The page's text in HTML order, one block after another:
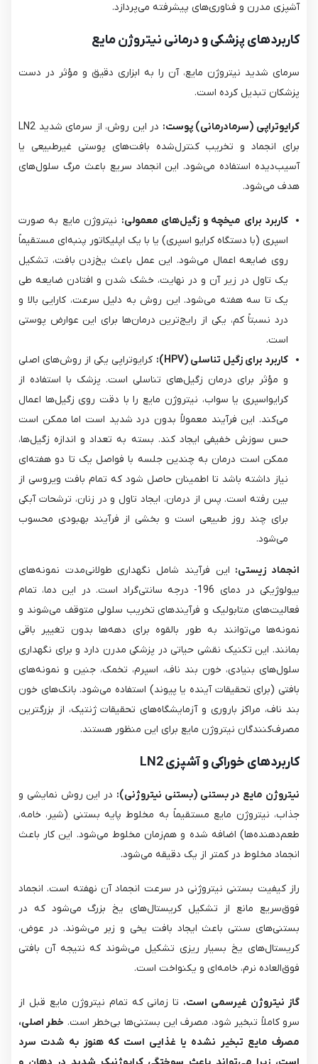
آشپزی مدرن و فناوری‌های پیشرفته می‌پردازد.
کاربردهای پزشکی و درمانی نیتروژن مایع
سرمای شدید نیتروژن مایع، آن را به ابزاری دقیق و مؤثر در دست
پزشکان تبدیل کرده است.
کرایوتراپی (سرمادرمانی) پوست:
در این روش، از سرمای شدید LN2
برای انجماد و تخریب کنترل‌شده بافت‌های پوستی غیرطبیعی یا
آسیب‌دیده استفاده می‌شود. این انجماد سریع باعث مرگ سلول‌های
هدف می‌شود.
کاربرد برای میخچه و زگیل‌های معمولی: نیتروژن مایع به صورت
اسپری (با دستگاه کرایو اسپری) یا با یک اپلیکاتور پنبه‌ای مستقیماً
روی ضایعه اعمال می‌شود. این عمل باعث یخ‌زدن بافت، تشکیل
یک تاول در زیر آن و در نهایت، خشک شدن و افتادن ضایعه طی
یک تا سه هفته می‌شود. این روش به دلیل سرعت، کارایی بالا و
درد نسبتاً کم، یکی از رایج‌ترین درمان‌ها برای این عوارض پوستی
است.
کاربرد برای زگیل تناسلی (HPV):
کرایوتراپی یکی از روش‌های اصلی
و مؤثر برای درمان زگیل‌های تناسلی است. پزشک با استفاده از
کرایواسپری یا سواب، نیتروژن مایع را با دقت روی زگیل‌ها اعمال
می‌کند. این فرآیند معمولاً بدون درد شدید است اما ممکن است
حس سوزش خفیفی ایجاد کند. بسته به تعداد و اندازه زگیل‌ها،
ممکن است درمان به چندین جلسه با فواصل یک تا دو هفته‌ای
نیاز داشته باشد تا اطمینان حاصل شود که تمام بافت ویروسی از
بین رفته است. پس از درمان، ایجاد تاول و در زنان، ترشحات آبکی
برای چند روز طبیعی است و بخشی از فرآیند بهبودی محسوب
می‌شود.
انجماد زیستی: این فرآیند شامل نگهداری طولانی‌مدت نمونه‌های
بیولوژیکی در دمای 196- درجه سانتی‌گراد است. در این دما، تمام
فعالیت‌های متابولیک و فرآیندهای تخریب سلولی متوقف می‌شوند و
نمونه‌ها می‌توانند به طور بالقوه برای دهه‌ها بدون تغییر باقی
بمانند. این تکنیک نقشی حیاتی در پزشکی مدرن دارد و برای نگهداری
سلول‌های بنیادی، خون بند ناف، اسپرم، تخمک، جنین و نمونه‌های
بافتی (برای تحقیقات آینده یا پیوند) استفاده می‌شود. بانک‌های خون
بند ناف، مراکز باروری و آزمایشگاه‌های تحقیقات ژنتیک، از بزرگترین
مصرف‌کنندگان نیتروژن مایع برای این منظور هستند.
کاربردهای خوراکی و آشپزی LN2
نیتروژن مایع در بستنی (بستنی نیتروژنی): در این روش نمایشی و
جذاب، نیتروژن مایع مستقیماً به مخلوط پایه بستنی (شیر، خامه،
طعم‌دهنده‌ها) اضافه شده و هم‌زمان مخلوط می‌شود. این کار باعث
انجماد مخلوط در کمتر از یک دقیقه می‌شود.
راز کیفیت بستنی نیتروژنی در سرعت انجماد آن نهفته است. انجماد
فوق‌سریع مانع از تشکیل کریستال‌های یخ بزرگ می‌شود که در
بستنی‌های سنتی باعث ایجاد بافت یخی و زبر می‌شوند. در عوض،
کریستال‌های یخ بسیار ریزی تشکیل می‌شوند که نتیجه آن بافتی
فوق‌العاده نرم، خامه‌ای و یکنواخت است.
گاز نیتروژن غیرسمی است. تا زمانی که تمام نیتروژن مایع قبل از
سرو کاملاً تبخیر شود، مصرف این بستنی‌ها بی‌خطر است. خطر اصلی،
مصرف مایع تبخیر نشده یا غذایی است که هنوز به شدت سرد